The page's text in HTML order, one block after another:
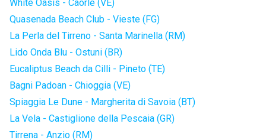
White Oasis - Caorle (VE)
Quasenada Beach Club - Vieste (FG)
La Perla del Tirreno - Santa Marinella (RM)
Lido Onda Blu - Ostuni (BR)
Eucaliptus Beach da Cilli - Pineto (TE)
Bagni Padoan - Chioggia (VE)
Spiaggia Le Dune - Margherita di Savoia (BT)
La Vela - Castiglione della Pescaia (GR)
Tirrena - Anzio (RM)